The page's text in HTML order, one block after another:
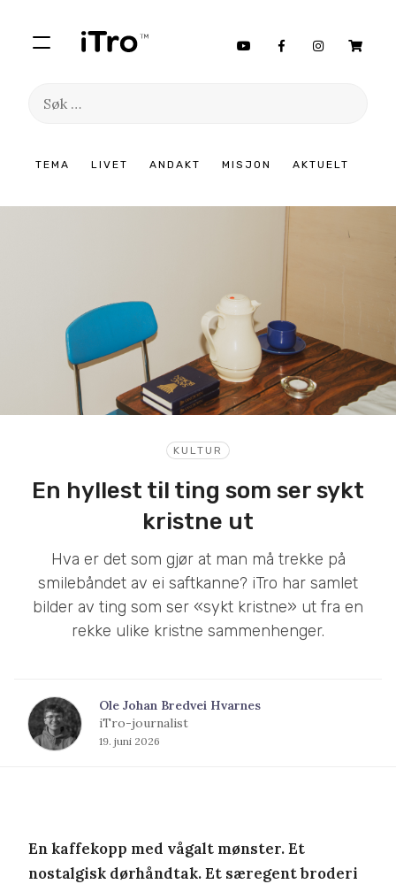
TEMA LIVET ANDAKT MISJON AKTUELT
Søk
innhold
KULTUR
En hyllest til ting som ser sykt
kristne ut
Hva er det som gjør at man må trekke på
smilebåndet av ei saftkanne? iTro har samlet
bilder av ting som ser «sykt kristne» ut fra en
rekke ulike kristne sammenhenger.
Ole Johan Bredvei Hvarnes
iTro-journalist
19. juni 2026
En kaffekopp med vågalt mønster. Et
nostalgisk dørhåndtak. Et særegent broderi